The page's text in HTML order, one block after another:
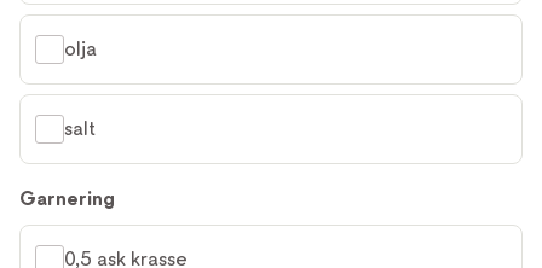
olja
salt
Garnering
0,5 ask krasse